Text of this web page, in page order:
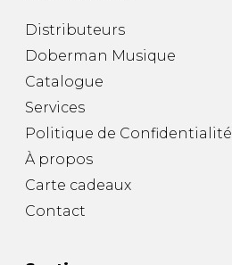
Distributeurs
Doberman Musique
Catalogue
Services
Politique de Confidentialité
À propos
Carte cadeaux
Contact